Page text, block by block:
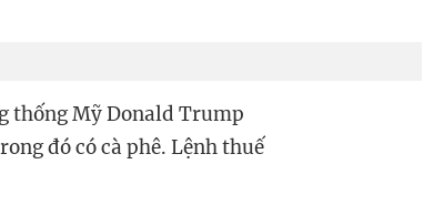
thống Mỹ Donald Trump
đó có cà phê. Lệnh thuế